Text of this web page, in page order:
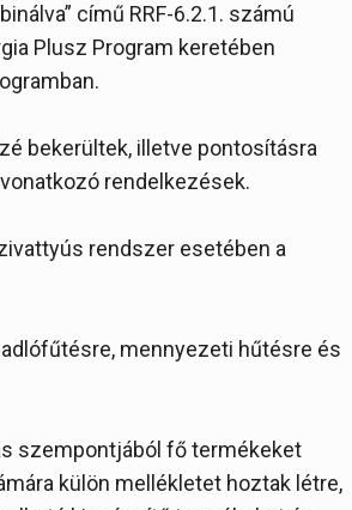
című RRF-6.2.1. számú
Plusz Program keretében
bekerültek, illetve pontosításra
rendelkezések.
rendszer esetében a
mennyezeti hűtésre és
szempontjából fő termékeket
külön mellékletet hoztak létre,